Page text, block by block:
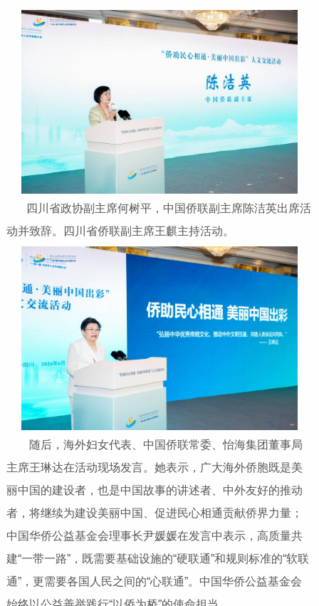
四川省政协副主席何树平，中国侨联副主席陈洁英出席活
动并致辞。四川省侨联副主席王麒主持活动。
随后，海外妇女代表、中国侨联常委、怡海集团董事局
主席王琳达在活动现场发言。她表示，广大海外侨胞既是美
丽中国的建设者，也是中国故事的讲述者、中外友好的推动
者，将继续为建设美丽中国、促进民心相通贡献侨界力量；
中国华侨公益基金会理事长尹媛媛在发言中表示，高质量共
建“一带一路”，既需要基础设施的“硬联通”和规则标准的“软联
通”，更需要各国人民之间的“心联通”。中国华侨公益基金会